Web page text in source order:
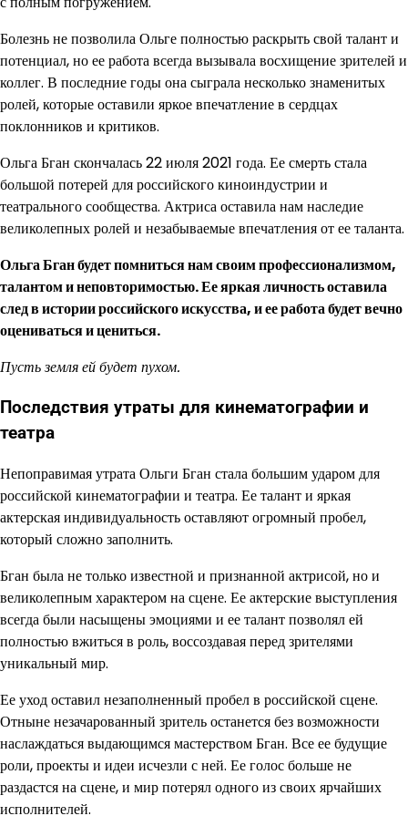
Болезнь не позволила Ольге полностью раскрыть свой талант и
потенциал, но ее работа всегда вызывала восхищение зрителей и
коллег. В последние годы она сыграла несколько знаменитых
ролей, которые оставили яркое впечатление в сердцах
поклонников и критиков.
Ольга Бган скончалась 22 июля 2021 года. Ее смерть стала
большой потерей для российского киноиндустрии и
театрального сообщества. Актриса оставила нам наследие
великолепных ролей и незабываемые впечатления от ее таланта.
Ольга Бган будет помниться нам своим профессионализмом,
талантом и неповторимостью. Ее яркая личность оставила
след в истории российского искусства, и ее работа будет вечно
оцениваться и цениться.
Пусть земля ей будет пухом.
Последствия утраты для кинематографии и
театра
Непоправимая утрата Ольги Бган стала большим ударом для
российской кинематографии и театра. Ее талант и яркая
актерская индивидуальность оставляют огромный пробел,
который сложно заполнить.
Бган была не только известной и признанной актрисой, но и
великолепным характером на сцене. Ее актерские выступления
всегда были насыщены эмоциями и ее талант позволял ей
полностью вжиться в роль, воссоздавая перед зрителями
уникальный мир.
Ее уход оставил незаполненный пробел в российской сцене.
Отныне незачарованный зритель останется без возможности
наслаждаться выдающимся мастерством Бган. Все ее будущие
роли, проекты и идеи исчезли с ней. Ее голос больше не
раздастся на сцене, и мир потерял одного из своих ярчайших
исполнителей.